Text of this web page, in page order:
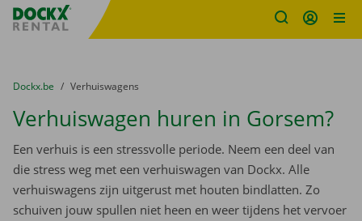
Fratello DEMO
U bevindt zich hier:
van
Dockx.be naar
Verhuiswagens
Verhuiswagen huren in Gorsem?
Een verhuis is een stressvolle periode. Neem een deel van
die stress weg met een verhuiswagen van Dockx. Alle
verhuiswagens zijn uitgerust met houten bindlatten. Zo
schuiven jouw spullen niet heen en weer tijdens het vervoer